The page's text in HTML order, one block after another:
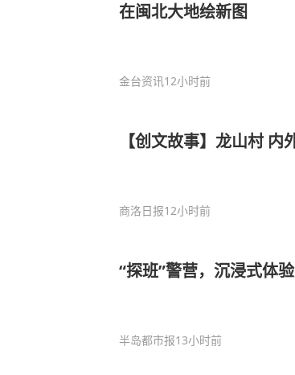
在闽北大地绘新图
金台资讯12小时前
【创文故事】龙山村
商洛日报12小时前
“探班”警营，沉浸式体
半岛都市报13小时前